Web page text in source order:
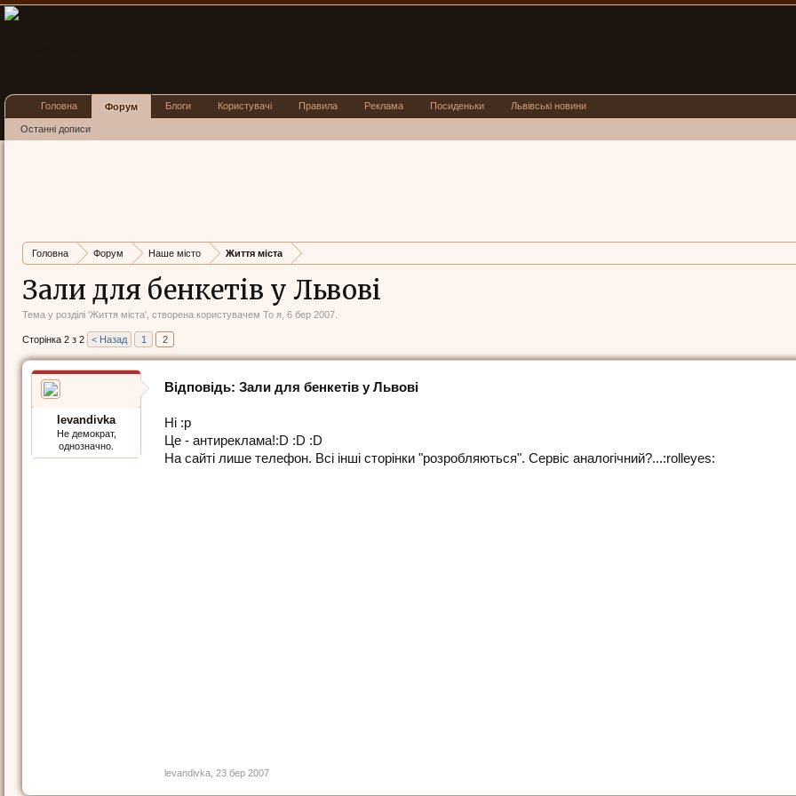
Головна Форум Наше місто Життя міста
Зали для бенкетів у Львові
Тема у розділі 'Життя міста', створена користувачем То я 6 бер 2007
Сторінка 2 з 2 < Назад 1 2
levandivka
Не демократ,
однозначно.
Відповідь: Зали для бенкетів у Львові
Ні :p
Це - антиреклама!:D :D :D
На сайті лише телефон. Всі інші сторінки "розробляються". Сервіс аналогічний?...:rolleyes:
levandivka 23 бер 2007
Головна Форум
Останні дописи
Блоги Користувачі Правила Реклама Посиденьки Львівські новини